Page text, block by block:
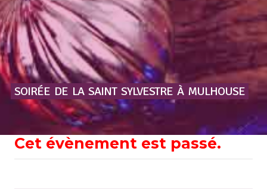
SOIRÉE DE LA SAINT SYLVESTRE À MULHOUSE
Cet évènement est passé.